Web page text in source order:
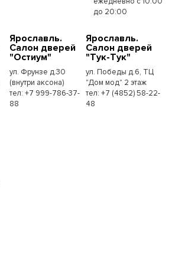
до 20:00
Ярославль.
Салон дверей
"Остиум"
ул. Фрунзе д.30
(внутри аксона)
тел: +7 999-786-37-
88
Ярославль.
Салон дверей
"Тук-Тук"
ул. Победы д.6, ТЦ
"Дом мод" 2 этаж
тел: +7 (4852) 58-22-
48